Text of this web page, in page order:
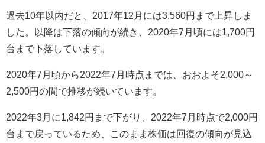
過去10年以内だと、2017年12月には3,560円まで上昇しま
した。以降は下落の傾向が続き、2020年7月頃には1,700円
台まで下落しています。
2020年7月頃から2022年7月時点までは、おおよそ2,000～
2,500円の間で推移が続いています。
2022年3月に1,842円まで下がり、2022年7月時点で2,000円
台まで戻っているため、このまま株価は回復の傾向が見込